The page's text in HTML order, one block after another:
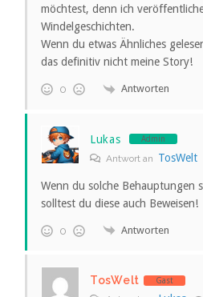
möchtest, denn ich
Windelgeschichten.
Wenn du etwas Ähnliches
das definitiv nicht meine Story!
0 Antworten
Lukas Admin
Antwort an TosWelt
Wenn du solche Behauptungen
solltest du diese auch Beweisen!
0 Antworten
TosWelt Gast